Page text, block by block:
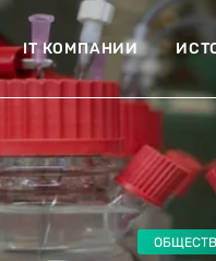
IT КОМПАНИИ